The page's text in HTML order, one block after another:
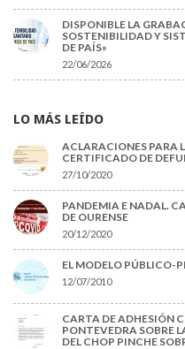
DISPONIBLE LA
SOSTENIBILIDAD Y
DE PAÍS»
22/06/2026
LO MÁS LEÍDO
ACLARACIONES PARA
CERTIFICADO DE
27/10/2020
PANDEMIA E NADAL.
DE OURENSE
20/12/2020
EL MODELO PÚBLICO-
12/07/2010
CARTA DE ADHESIÓN
PONTEVEDRA SOBRE
DEL CHOP PINCHE